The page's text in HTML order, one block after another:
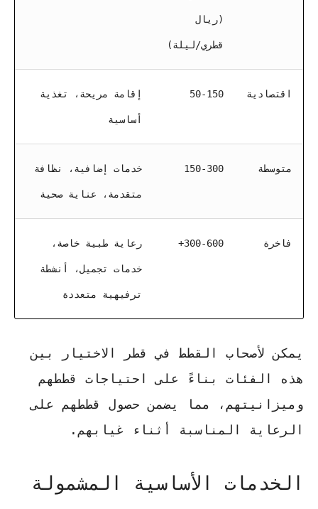
(ريال
قطري/ليلة)
اقتصادية 50-150 إقامة مريحة، تغذية
أساسية
متوسطة 150-300 خدمات إضافية، نظافة
متقدمة، عناية صحية
فاخرة 300-600+ رعاية طبية خاصة،
خدمات تجميل، أنشطة
ترفيهية متعددة
يمكن لأصحاب القطط في قطر الاختيار بين
هذه الفئات بناءً على احتياجات قططهم
وميزانيتهم، مما يضمن حصول قططهم على
الرعاية المناسبة أثناء غيابهم.
الخدمات الأساسية المشمولة